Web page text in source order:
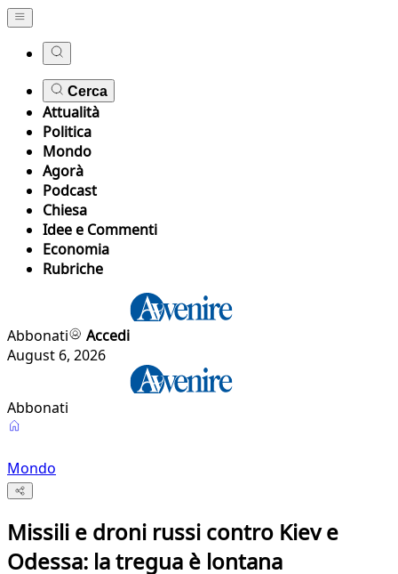
Cerca
Attualità
Politica
Mondo
Agorà
Podcast
Chiesa
Idee e Commenti
Economia
Rubriche
Abbonati
Accedi
August 6, 2026
Abbonati
Mondo
Missili e droni russi contro Kiev e
Odessa: la tregua è lontana